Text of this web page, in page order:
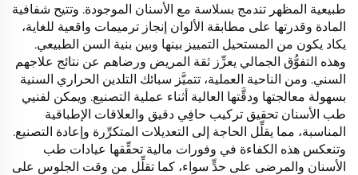
طبيعية المظهر تندمج بسلاسة مع الأسنان الموجودة. وتتيح شفافية
المادة وقدرتها على مطابقة الألوان إنجاز ترميمات واقعية للغاية،
يكاد يكون من المستحيل التمييز بينها وبين بنية السن الطبيعي.
وهذه التفوُّق الجمالي يعزِّز ثقة المريض ورضاهم عن نتائج علاجهم
السني. ومن الناحية العملية، تتميَّز سبائك التلدين الحراري السنية
بسهولة معالجتها ودقَّتها العالية أثناء عملية التصنيع. ويمكن لفنيي
طب الأسنان تحقيق تركيب حافِي دقيق والعلاقات الإطباقية
المناسبة، مما يقلِّل الحاجة إلى التعديلات المتكرِّرة وإعادة التصنيع.
وتنعكس هذه الكفاءة في وفورات مالية تحقِّقها عيادات طب
الأسنان والمرضى على حدٍّ سواء، كما تقلِّل من وقت الجلوس على